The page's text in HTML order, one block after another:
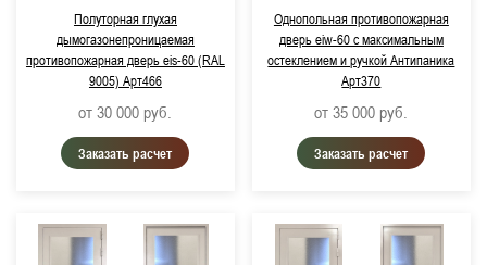
Полуторная глухая
дымогазонепроницаемая
противопожарная дверь eis-60 (RAL
9005) Арт466
от 30 000 руб.
Заказать расчет
Однопольная противопожарная
дверь eiw-60 с максимальным
остеклением и ручкой Антипаника
Арт370
от 35 000 руб.
Заказать расчет